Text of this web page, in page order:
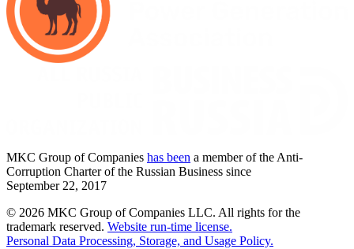
MKC Group of Companies has been a member of the Anti-
Corruption Charter of the Russian Business since
September 22, 2017
© 2026 MKC Group of Companies LLC. All rights for the
trademark reserved. Website run-time license.
Personal Data Processing, Storage, and Usage Policy.